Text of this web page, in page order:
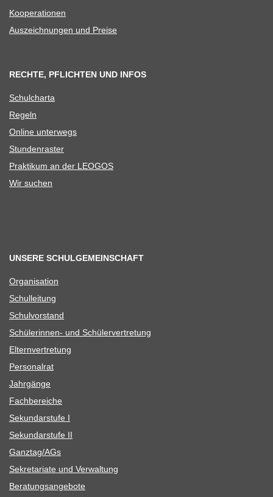
Koope­ra­tio­nen
Aus­zeich­nun­gen und Preise
RECHTE, PFLICHTEN UND INFOS
Schul­charta
Regeln
Online unter­wegs
Stun­den­ras­ter
Prak­ti­kum an der LEOGOS
Wir suchen
UNSERE SCHULGEMEINSCHAFT
Orga­ni­sa­tion
Schul­lei­tung
Schul­vor­stand
Schü­le­rin­nen- und Schülervertretung
Eltern­ver­tre­tung
Per­so­nal­rat
Jahr­gänge
Fach­be­rei­che
Sekun­dar­stufe I
Sekun­dar­stufe II
Ganztag/​​AGs
Sekre­ta­riate und Verwaltung
Bera­tungs­an­ge­bote